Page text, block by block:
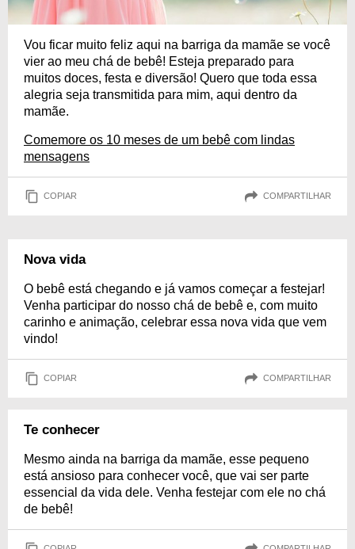
Vou ficar muito feliz aqui na barriga da mamãe se você
vier ao meu chá de bebê! Esteja preparado para
muitos doces, festa e diversão! Quero que toda essa
alegria seja transmitida para mim, aqui dentro da
mamãe.
Comemore os 10 meses de um bebê com lindas
mensagens
COPIAR COMPARTILHAR
Nova vida
O bebê está chegando e já vamos começar a festejar!
Venha participar do nosso chá de bebê e, com muito
carinho e animação, celebrar essa nova vida que vem
vindo!
COPIAR COMPARTILHAR
Te conhecer
Mesmo ainda na barriga da mamãe, esse pequeno
está ansioso para conhecer você, que vai ser parte
essencial da vida dele. Venha festejar com ele no chá
de bebê!